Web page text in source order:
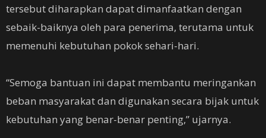
tersebut diharapkan dapat dimanfaatkan dengan
sebaik-baiknya oleh para penerima, terutama untuk
memenuhi kebutuhan pokok sehari-hari.
‎“Semoga bantuan ini dapat membantu meringankan
beban masyarakat dan digunakan secara bijak untuk
kebutuhan yang benar-benar penting,” ujarnya.